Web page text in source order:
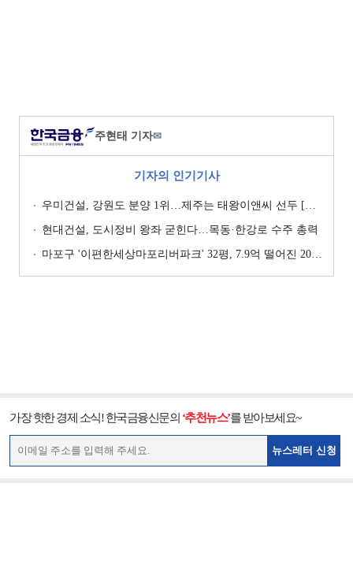
주현태 기자✉
기자의 인기기사
우미건설, 강원도 분양 1위…제주는 태왕이앤씨 선두 [이 지역 분양왕-강원·제주]
현대건설, 도시정비 왕좌 굳힌다…목동·한강로 수주 총력
마포구 '이편한세상마포리버파크' 32평, 7.9억 떨어진 20.4억원에 거래 [일일 하락가]
가장 핫한 경제 소식! 한국금융신문의 ‘추천뉴스’를 받아보세요~
뉴스레터 신청